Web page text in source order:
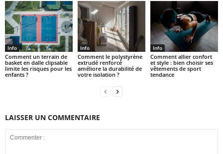
Info
Comment un terrain de
basket en dalle clipsable
limite les risques pour les
enfants ?
Info
Comment le polystyrène
extrudé renforcé
améliore la durabilité de
votre isolation ?
Info
Comment allier confort
et style : bien choisir ses
vêtements de sport
tendance
LAISSER UN COMMENTAIRE